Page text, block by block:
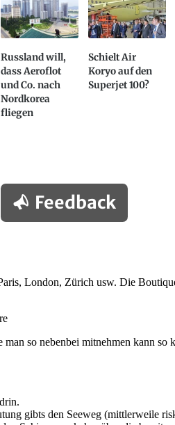
Russland will,
dass Aeroflot
und Co. nach
Nordkorea
fliegen
Schielt Air
Koryo auf den
Superjet 100?
Feedback